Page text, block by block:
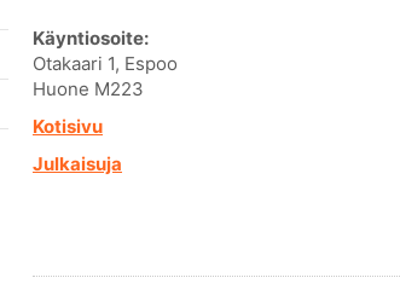
Käyntiosoite:
Otakaari 1, Espoo
Huone M223
Kotisivu
Julkaisuja